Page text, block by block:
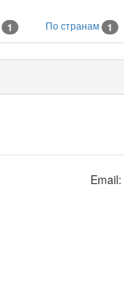
1 По странам 1
Email: